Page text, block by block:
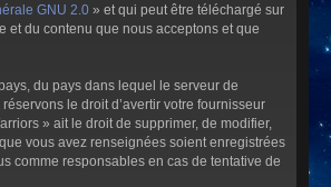
GNU 2.0 » et qui peut être téléchargé sur
et du contenu que nous acceptons et que
du pays dans lequel le serveur de
le droit d’avertir votre fournisseur
» ait le droit de supprimer, de modifier,
vous avez renseignées soient enregistrées
comme responsables en cas de tentative de